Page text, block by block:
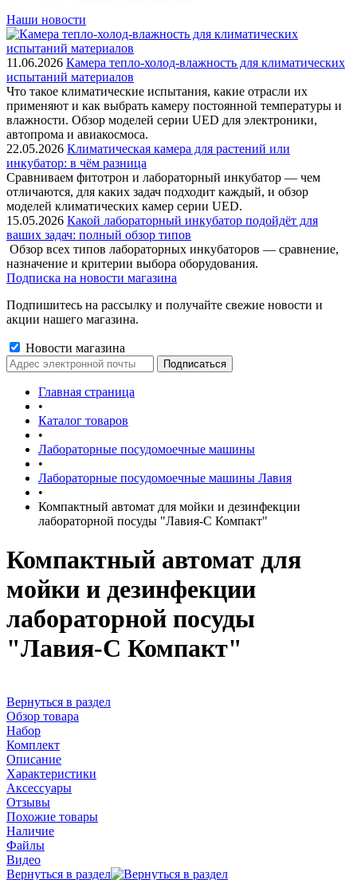
Наши новости
11.06.2026 Камера тепло-холод-влажность для климатических
испытаний материалов
Что такое климатические испытания, какие отрасли их
применяют и как выбрать камеру постоянной температуры и
влажности. Обзор моделей серии UED для электроники,
автопрома и авиакосмоса.
22.05.2026 Климатическая камера для растений или
инкубатор: в чём разница
Сравниваем фитотрон и лабораторный инкубатор — чем
отличаются, для каких задач подходит каждый, и обзор
моделей климатических камер серии UED.
15.05.2026 Какой лабораторный инкубатор подойдёт для
ваших задач: полный обзор типов
Обзор всех типов лабораторных инкубаторов — сравнение,
назначение и критерии выбора оборудования.
Подписка на новости магазина
Подпишитесь на рассылку и получайте свежие новости и
акции нашего магазина.
Новости магазина
Главная страница
•
Каталог товаров
•
Лабораторные посудомоечные машины
•
Лабораторные посудомоечные машины Лавия
•
Компактный автомат для мойки и дезинфекции
лабораторной посуды "Лавия-С Компакт"
Компактный автомат для
мойки и дезинфекции
лабораторной посуды
"Лавия-С Компакт"
Вернуться в раздел
Обзор товара
Набор
Комплект
Описание
Характеристики
Аксессуары
Отзывы
Похожие товары
Наличие
Файлы
Видео
Вернуться в раздел